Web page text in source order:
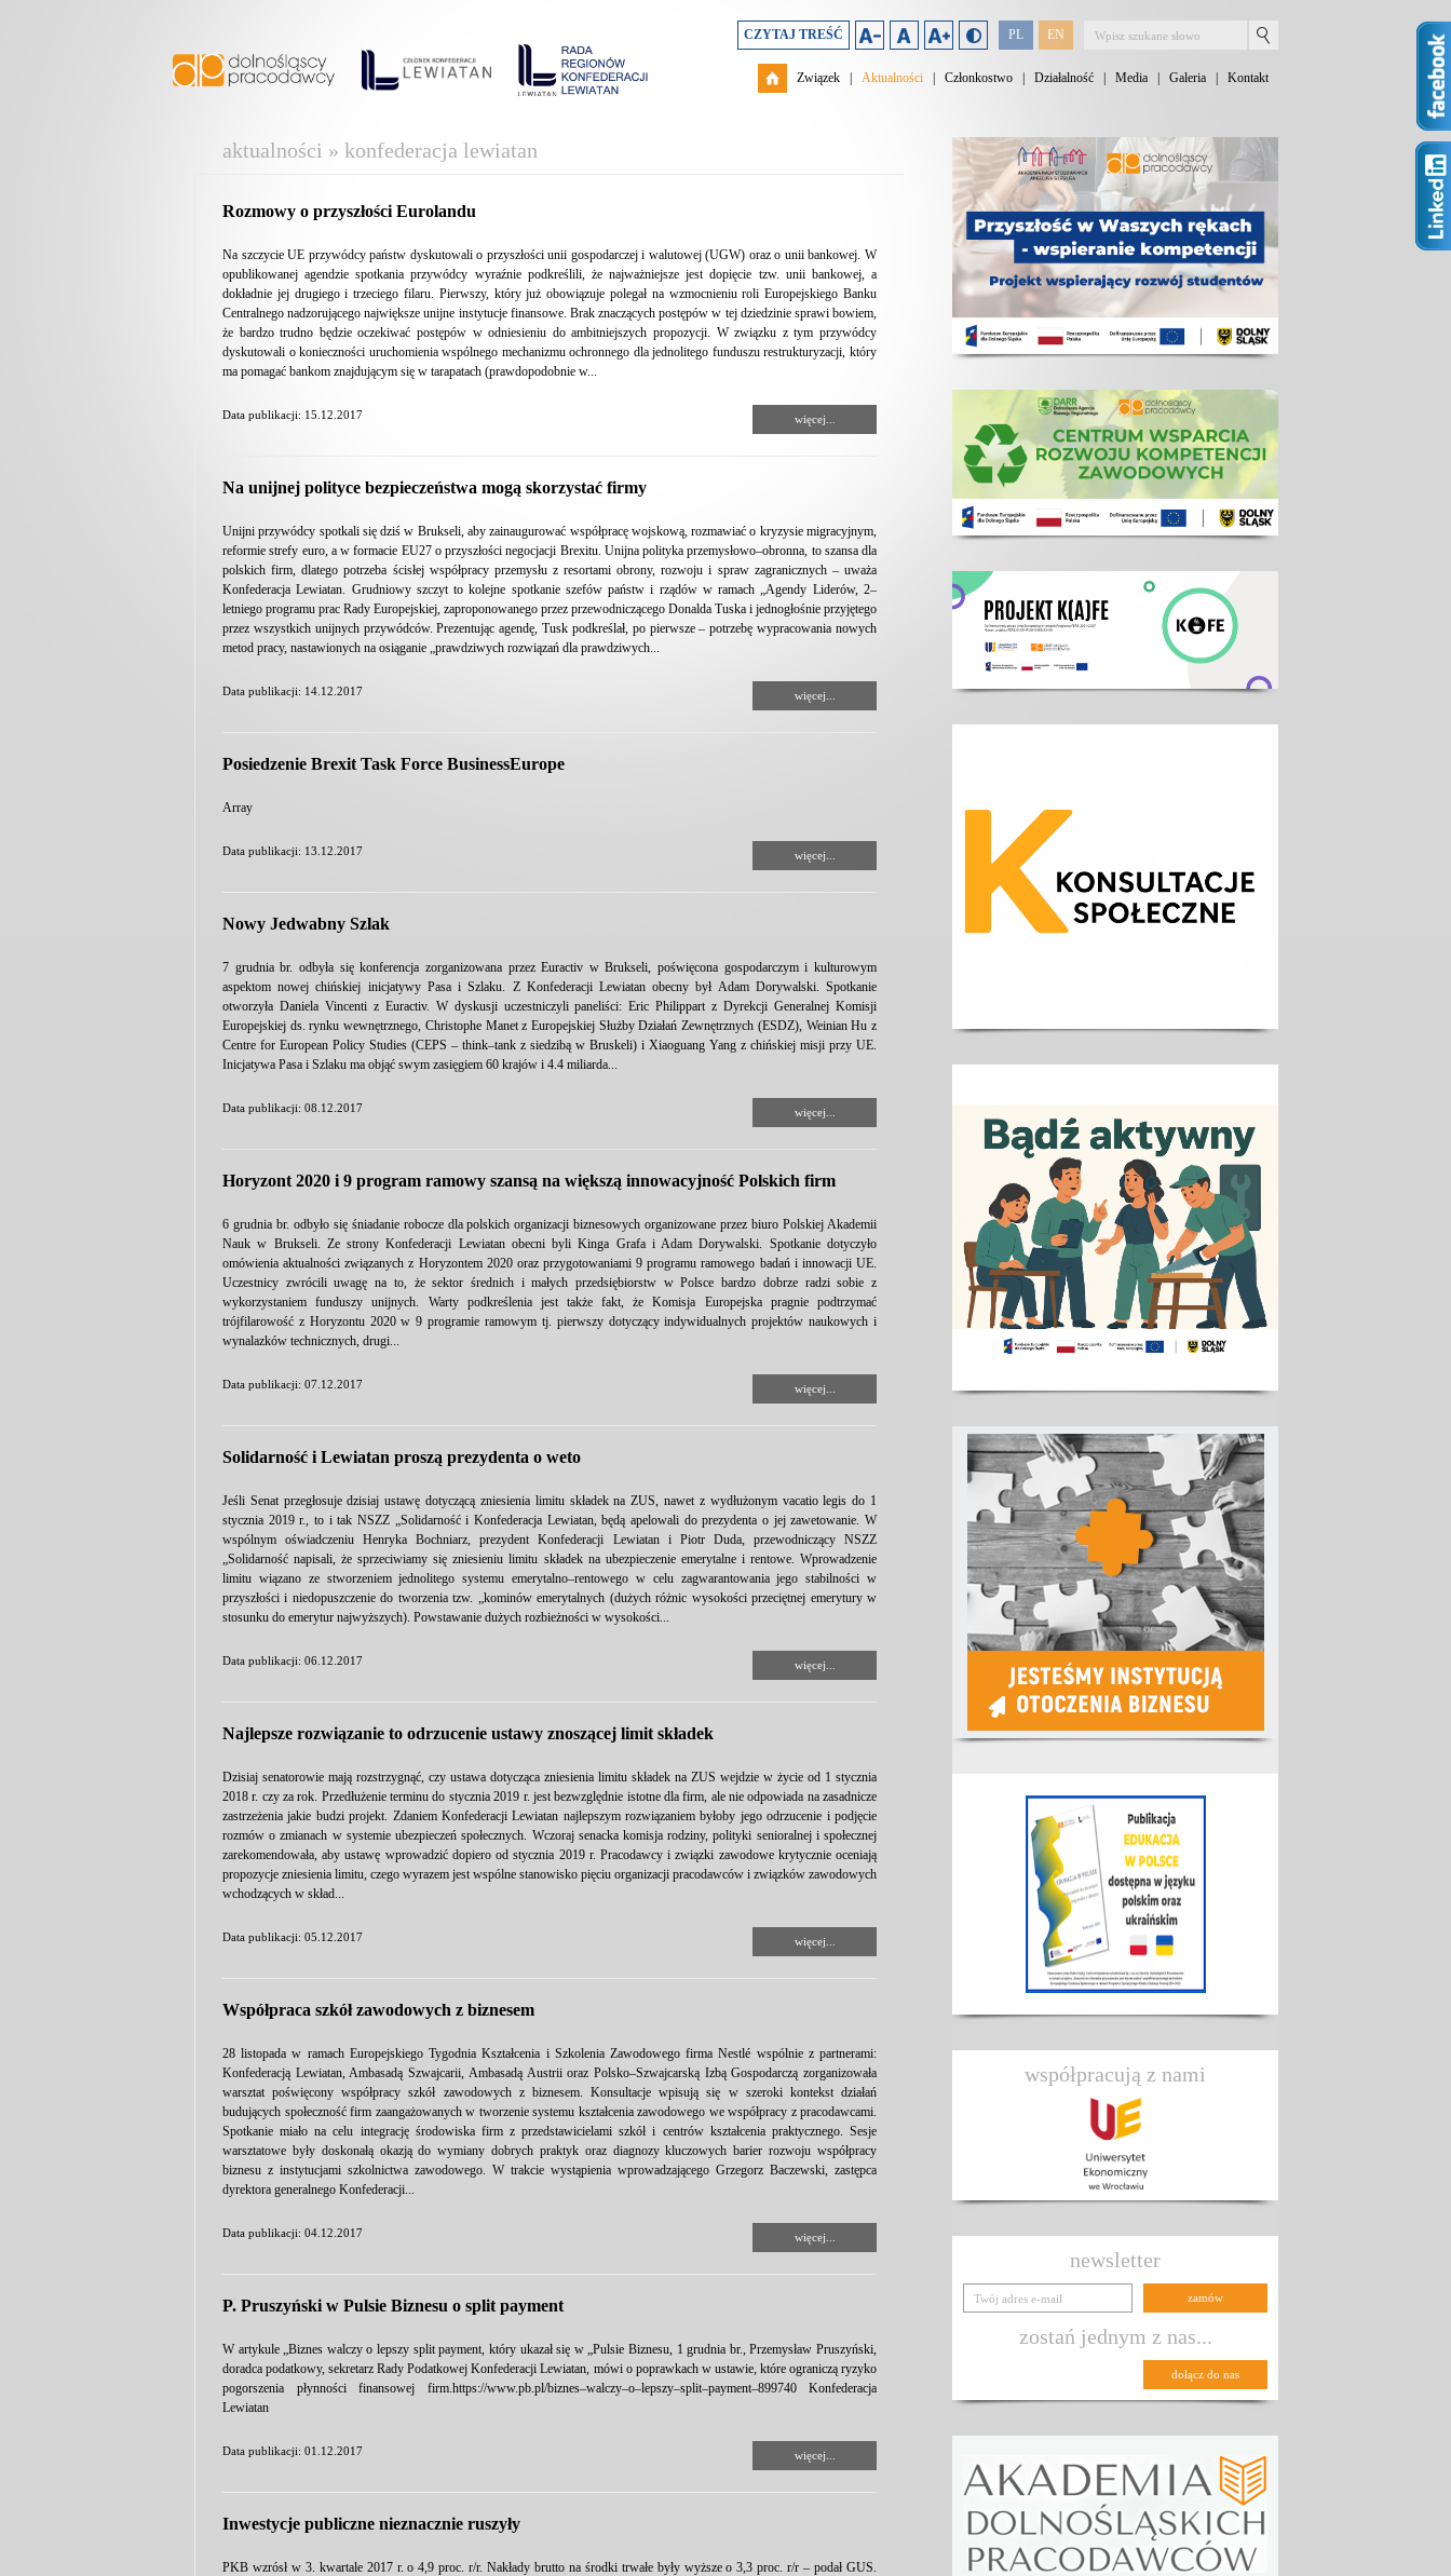
PL EN
CZYTAJ TREŚĆ
Związek Aktualności Członkostwo Działalność Media Galeria Kontakt
aktualności » konfederacja lewiatan
Rozmowy o przyszłości Eurolandu
Na szczycie UE przywódcy państw dyskutowali o przyszłości unii gospodarczej i walutowej (UGW) oraz o unii bankowej. W
opublikowanej agendzie spotkania przywódcy wyraźnie podkreślili, że najważniejsze jest dopięcie tzw. unii bankowej, a
dokładnie jej drugiego i trzeciego filaru. Pierwszy, który już obowiązuje polegał na wzmocnieniu roli Europejskiego Banku
Centralnego nadzorującego największe unijne instytucje finansowe. Brak znaczących postępów w tej dziedzinie sprawi bowiem,
że bardzo trudno będzie oczekiwać postępów w odniesieniu do ambitniejszych propozycji. W związku z tym przywódcy
dyskutowali o konieczności uruchomienia wspólnego mechanizmu ochronnego dla jednolitego funduszu restrukturyzacji, który
ma pomagać bankom znajdującym się w tarapatach (prawdopodobnie w...
Data publikacji: 15.12.2017 więcej...
Na unijnej polityce bezpieczeństwa mogą skorzystać firmy
Unijni przywódcy spotkali się dziś w Brukseli, aby zainaugurować współpracę wojskową, rozmawiać o kryzysie migracyjnym,
reformie strefy euro, a w formacie EU27 o przyszłości negocjacji Brexitu. Unijna polityka przemysłowo–obronna, to szansa dla
polskich firm, dlatego potrzeba ścisłej współpracy przemysłu z resortami obrony, rozwoju i spraw zagranicznych – uważa
Konfederacja Lewiatan. Grudniowy szczyt to kolejne spotkanie szefów państw i rządów w ramach „Agendy Liderów, 2–
letniego programu prac Rady Europejskiej, zaproponowanego przez przewodniczącego Donalda Tuska i jednogłośnie przyjętego
przez wszystkich unijnych przywódców. Prezentując agendę, Tusk podkreślał, po pierwsze – potrzebę wypracowania nowych
metod pracy, nastawionych na osiąganie „prawdziwych rozwiązań dla prawdziwych...
Data publikacji: 14.12.2017 więcej...
Posiedzenie Brexit Task Force BusinessEurope
Array
Data publikacji: 13.12.2017 więcej...
Nowy Jedwabny Szlak
7 grudnia br. odbyła się konferencja zorganizowana przez Euractiv w Brukseli, poświęcona gospodarczym i kulturowym
aspektom nowej chińskiej inicjatywy Pasa i Szlaku. Z Konfederacji Lewiatan obecny był Adam Dorywalski. Spotkanie
otworzyła Daniela Vincenti z Euractiv. W dyskusji uczestniczyli paneliści: Eric Philippart z Dyrekcji Generalnej Komisji
Europejskiej ds. rynku wewnętrznego, Christophe Manet z Europejskiej Służby Działań Zewnętrznych (ESDZ), Weinian Hu z
Centre for European Policy Studies (CEPS – think–tank z siedzibą w Bruskeli) i Xiaoguang Yang z chińskiej misji przy UE.
Inicjatywa Pasa i Szlaku ma objąć swym zasięgiem 60 krajów i 4.4 miliarda...
Data publikacji: 08.12.2017 więcej...
Horyzont 2020 i 9 program ramowy szansą na większą innowacyjność Polskich firm
6 grudnia br. odbyło się śniadanie robocze dla polskich organizacji biznesowych organizowane przez biuro Polskiej Akademii
Nauk w Brukseli. Ze strony Konfederacji Lewiatan obecni byli Kinga Grafa i Adam Dorywalski. Spotkanie dotyczyło
omówienia aktualności związanych z Horyzontem 2020 oraz przygotowaniami 9 programu ramowego badań i innowacji UE.
Uczestnicy zwrócili uwagę na to, że sektor średnich i małych przedsiębiorstw w Polsce bardzo dobrze radzi sobie z
wykorzystaniem funduszy unijnych. Warty podkreślenia jest także fakt, że Komisja Europejska pragnie podtrzymać
trójfilarowość z Horyzontu 2020 w 9 programie ramowym tj. pierwszy dotyczący indywidualnych projektów naukowych i
wynalazków technicznych, drugi...
Data publikacji: 07.12.2017 więcej...
Solidarność i Lewiatan proszą prezydenta o weto
Jeśli Senat przegłosuje dzisiaj ustawę dotyczącą zniesienia limitu składek na ZUS, nawet z wydłużonym vacatio legis do 1
stycznia 2019 r., to i tak NSZZ „Solidarność i Konfederacja Lewiatan, będą apelowali do prezydenta o jej zawetowanie. W
wspólnym oświadczeniu Henryka Bochniarz, prezydent Konfederacji Lewiatan i Piotr Duda, przewodniczący NSZZ
„Solidarność napisali, że sprzeciwiamy się zniesieniu limitu składek na ubezpieczenie emerytalne i rentowe. Wprowadzenie
limitu wiązano ze stworzeniem jednolitego systemu emerytalno–rentowego w celu zagwarantowania jego stabilności w
przyszłości i niedopuszczenie do tworzenia tzw. „kominów emerytalnych (dużych różnic wysokości przeciętnej emerytury w
stosunku do emerytur najwyższych). Powstawanie dużych rozbieżności w wysokości...
Data publikacji: 06.12.2017 więcej...
Najlepsze rozwiązanie to odrzucenie ustawy znoszącej limit składek
Dzisiaj senatorowie mają rozstrzygnąć, czy ustawa dotycząca zniesienia limitu składek na ZUS wejdzie w życie od 1 stycznia
2018 r. czy za rok. Przedłużenie terminu do stycznia 2019 r. jest bezwzględnie istotne dla firm, ale nie odpowiada na zasadnicze
zastrzeżenia jakie budzi projekt. Zdaniem Konfederacji Lewiatan najlepszym rozwiązaniem byłoby jego odrzucenie i podjęcie
rozmów o zmianach w systemie ubezpieczeń społecznych. Wczoraj senacka komisja rodziny, polityki senioralnej i społecznej
zarekomendowała, aby ustawę wprowadzić dopiero od stycznia 2019 r. Pracodawcy i związki zawodowe krytycznie oceniają
propozycje zniesienia limitu, czego wyrazem jest wspólne stanowisko pięciu organizacji pracodawców i związków zawodowych
wchodzących w skład...
Data publikacji: 05.12.2017 więcej...
Współpraca szkół zawodowych z biznesem
28 listopada w ramach Europejskiego Tygodnia Kształcenia i Szkolenia Zawodowego firma Nestlé wspólnie z partnerami:
Konfederacją Lewiatan, Ambasadą Szwajcarii, Ambasadą Austrii oraz Polsko–Szwajcarską Izbą Gospodarczą zorganizowała
warsztat poświęcony współpracy szkół zawodowych z biznesem. Konsultacje wpisują się w szeroki kontekst działań
budujących społeczność firm zaangażowanych w tworzenie systemu kształcenia zawodowego we współpracy z pracodawcami.
Spotkanie miało na celu integrację środowiska firm z przedstawicielami szkół i centrów kształcenia praktycznego. Sesje
warsztatowe były doskonałą okazją do wymiany dobrych praktyk oraz diagnozy kluczowych barier rozwoju współpracy
biznesu z instytucjami szkolnictwa zawodowego. W trakcie wystąpienia wprowadzającego Grzegorz Baczewski, zastępca
dyrektora generalnego Konfederacji...
Data publikacji: 04.12.2017 więcej...
P. Pruszyński w Pulsie Biznesu o split payment
W artykule „Biznes walczy o lepszy split payment, który ukazał się w „Pulsie Biznesu, 1 grudnia br., Przemysław Pruszyński,
doradca podatkowy, sekretarz Rady Podatkowej Konfederacji Lewiatan, mówi o poprawkach w ustawie, które ograniczą ryzyko
pogorszenia płynności finansowej firm.https://www.pb.pl/biznes–walczy–o–lepszy–split–payment–899740 Konfederacja
Lewiatan
Data publikacji: 01.12.2017 więcej...
Inwestycje publiczne nieznacznie ruszyły
PKB wzrósł w 3. kwartale 2017 r. o 4,9 proc. r/r. Nakłady brutto na środki trwałe były wyższe o 3,3 proc. r/r – podał GUS.
współpracują z nami
newsletter
zostań jednym z nas...